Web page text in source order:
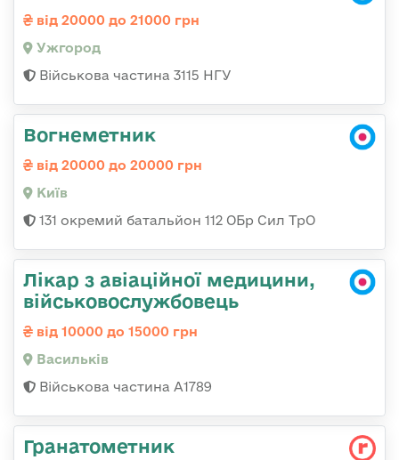
від 20000 до 21000 грн
Ужгород
Військова частина 3115 НГУ
Вогнеметник
від 20000 до 20000 грн
Київ
131 окремий батальйон 112 ОБр Сил ТрО
Лікар з авіаційної медицини,
військовослужбовець
від 10000 до 15000 грн
Васильків
Військова частина А1789
Гранатометник